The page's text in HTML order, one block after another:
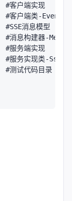
户端实现
户端类-
消息模型
构建器-
务端实现
实现类-
代码目录